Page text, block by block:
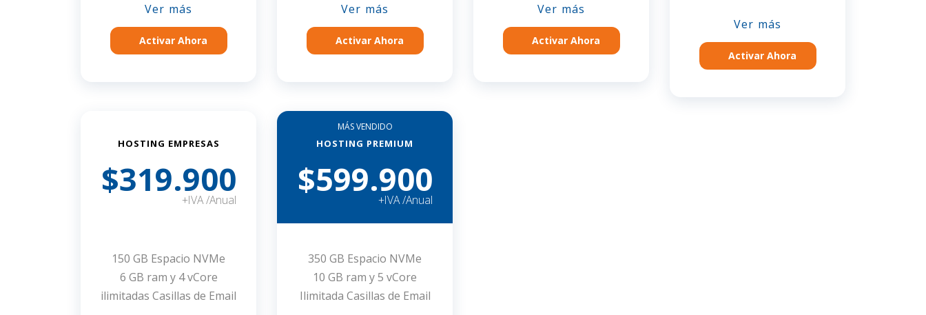
Ver más
Activar Ahora
Ver más
Activar Ahora
Ver más
Activar Ahora
Ver más
Activar Ahora
HOSTING EMPRESAS
$319.900
+IVA /Anual
150 GB Espacio NVMe
6 GB ram y 4 vCore
ilimitadas Casillas de Email
MÁS VENDIDO
HOSTING PREMIUM
$599.900
+IVA /Anual
350 GB Espacio NVMe
10 GB ram y 5 vCore
Ilimitada Casillas de Email